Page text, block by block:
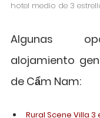
hotel medio de 3
Algunas
alojamiento
de Cẩm Nam:
Rural Scene Villa 3